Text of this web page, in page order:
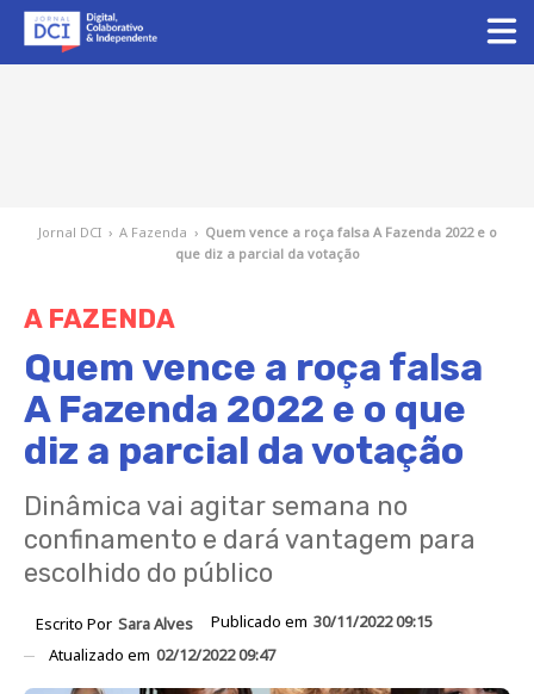
Jornal DCI › A Fazenda › Quem vence a roça falsa A Fazenda 2022 e o
que diz a parcial da votação
A FAZENDA
Quem vence a roça falsa
A Fazenda 2022 e o que
diz a parcial da votação
Dinâmica vai agitar semana no
confinamento e dará vantagem para
escolhido do público
Escrito Por Sara Alves Publicado em 30/11/2022 09:15
Atualizado em 02/12/2022 09:47